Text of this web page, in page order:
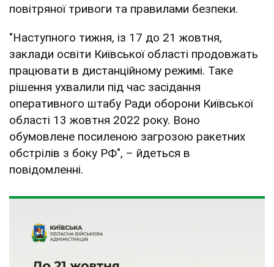
повітряної тривоги та правилами безпеки.
"Наступного тижня, із 17 до 21 жовтня,
заклади освіти Київської області продовжать
працювати в дистанційному режимі. Таке
рішення ухвалили під час засідання
оперативного штабу Ради оборони Київської
області 13 жовтня 2022 року. Воно
обумовлене посиленою загрозою ракетних
обстрілів з боку РФ", – йдеться в
повідомленні.